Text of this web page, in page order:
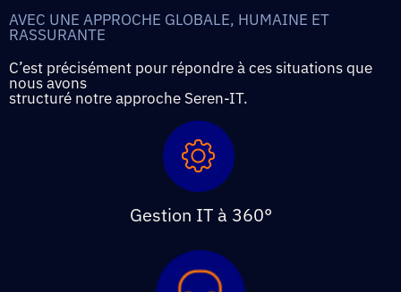
AVEC UNE APPROCHE GLOBALE, HUMAINE ET
RASSURANTE
C’est précisément pour répondre à ces situations que
nous avons
structuré notre approche Seren-IT.
Gestion IT à 360°